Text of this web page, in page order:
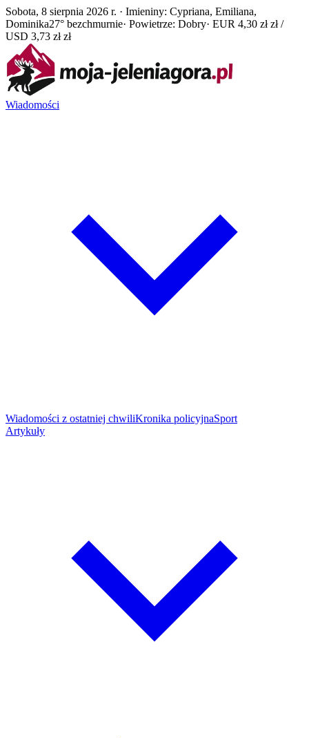
Sobota, 8 sierpnia 2026 r. · Imieniny: Cypriana, Emiliana,
Dominika27° bezchmurnie· Powietrze: Dobry· EUR 4,30 zł zł /
USD 3,73 zł zł
Wiadomości
Wiadomości z ostatniej chwiliKronika policyjnaSport
Artykuły